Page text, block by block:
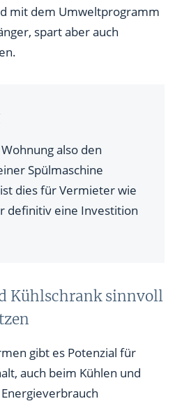
mit dem Umweltprogramm
spart aber auch
also den
Spülmaschine
dies für Vermieter wie
definitiv eine Investition
Kühlschrank sinnvoll
gibt es Potenzial für
auch beim Kühlen und